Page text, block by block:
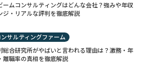
ームコンサルティングはどんな会社？強みや年収
ジ・リアルな評判を徹底解説
ンサルティングファーム
総合研究所がやばいと言われる理由は？激務・年
離職率の真相を徹底解説